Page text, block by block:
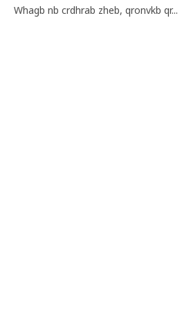
Whagb nb crdhrab zheb, qronvkb qr...